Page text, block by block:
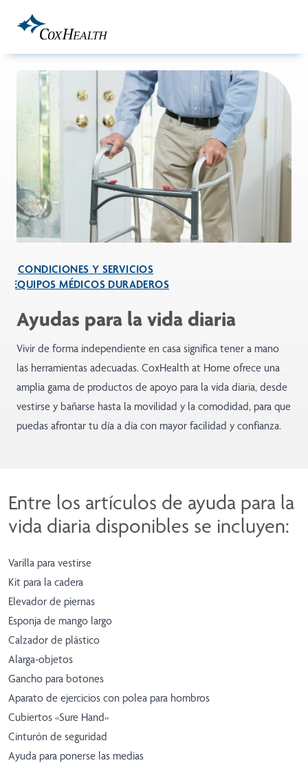
CONDICIONES Y SERVICIOS
EQUIPOS MÉDICOS DURADEROS
Ayudas para la vida diaria
Vivir de forma independiente en casa significa tener a mano
las herramientas adecuadas. CoxHealth at Home ofrece una
amplia gama de productos de apoyo para la vida diaria, desde
vestirse y bañarse hasta la movilidad y la comodidad, para que
puedas afrontar tu día a día con mayor facilidad y confianza.
Entre los artículos de ayuda para la
vida diaria disponibles se incluyen:
Varilla para vestirse
Kit para la cadera
Elevador de piernas
Esponja de mango largo
Calzador de plástico
Alarga-objetos
Gancho para botones
Aparato de ejercicios con polea para hombros
Cubiertos «Sure Hand»
Cinturón de seguridad
Ayuda para ponerse las medias